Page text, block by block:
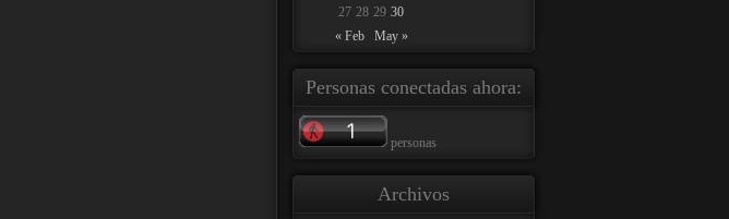
27 28 29 30
« Feb
May »
Personas conectadas ahora:
personas
Archivos